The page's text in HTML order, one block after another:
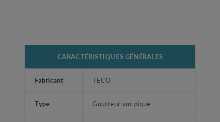
CARACTÉRISTIQUES GÉNÉRALES
Fabricant TECO
Type Goutteur sur pique